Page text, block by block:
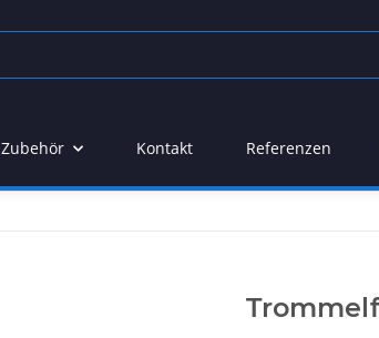
Zubehör Kontakt Referenzen